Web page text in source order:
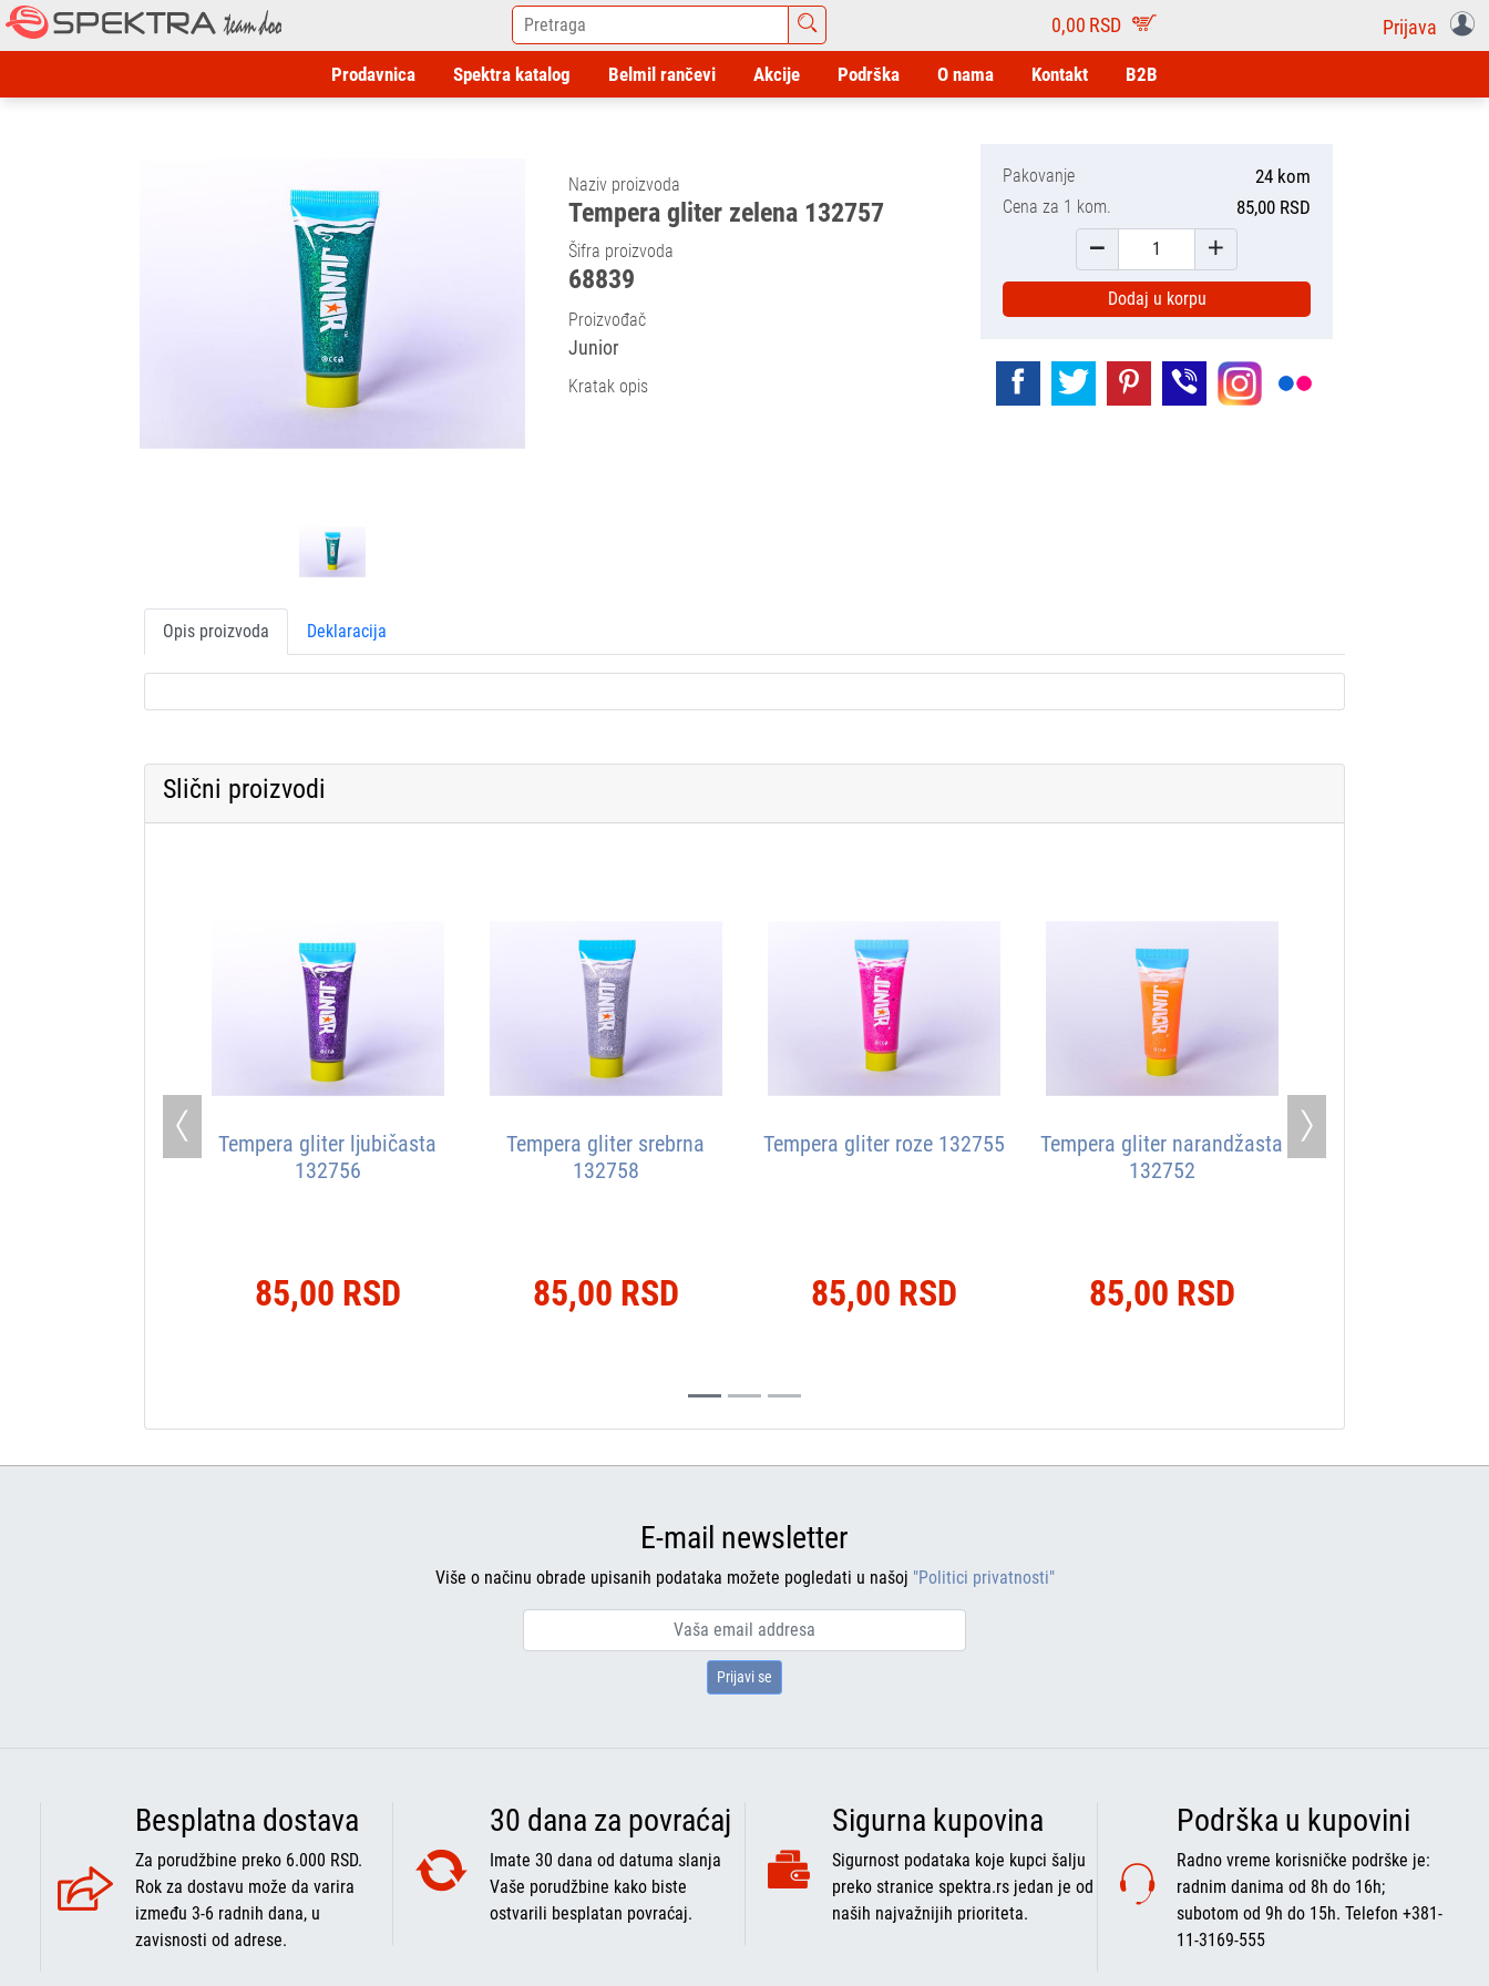
0,00 RSD Prijava
Prodavnica Spektra katalog Belmil rančevi Akcije Podrška O nama Kontakt B2B
Naziv proizvoda
Tempera gliter zelena 132757
Šifra proizvoda
68839
Proizvođač
Junior
Kratak opis
Pakovanje 24 kom
Cena za 1 kom. 85,00 RSD
Dodaj u korpu
Opis proizvoda Deklaracija
Slični proizvodi
Tempera gliter ljubičasta
132756
85,00 RSD
Tempera gliter srebrna
132758
85,00 RSD
Tempera gliter roze 132755
85,00 RSD
Tempera gliter narandžasta
132752
85,00 RSD
Previous Next
E-mail newsletter
Više o načinu obrade upisanih podataka možete pogledati u našoj "Politici privatnosti"
Prijavi se
Besplatna dostava
Za porudžbine preko 6.000 RSD.
Rok za dostavu može da varira
između 3-6 radnih dana, u
zavisnosti od adrese.
30 dana za povraćaj
Imate 30 dana od datuma slanja
Vaše porudžbine kako biste
ostvarili besplatan povraćaj.
Sigurna kupovina
Sigurnost podataka koje kupci šalju
preko stranice spektra.rs jedan je od
naših najvažnijih prioriteta.
Podrška u kupovini
Radno vreme korisničke podrške je:
radnim danima od 8h do 16h;
subotom od 9h do 15h. Telefon +381-
11-3169-555